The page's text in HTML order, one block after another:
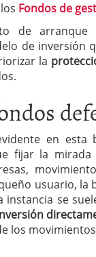
Fondos de
de
de inversión
la
en esta
fijar la
usuario, la
se
los